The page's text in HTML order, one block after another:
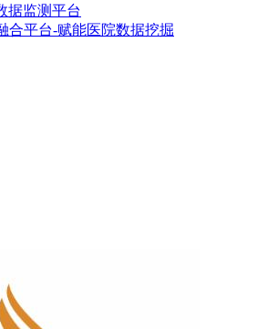
据监测平台
合平台-赋能医院数据挖掘